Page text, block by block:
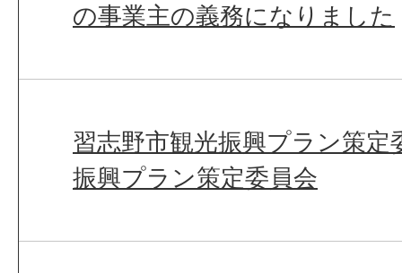
の事業主の義務になりました
習志野市観光振興プラン策定
振興プラン策定委員会